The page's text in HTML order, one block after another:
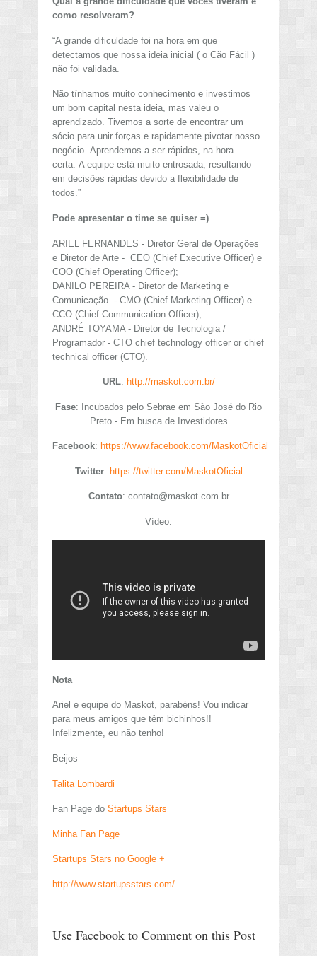
como resolveram?
“A grande dificuldade foi na hora em que
detectamos que nossa ideia inicial ( o Cão Fácil )
não foi validada.
Não tínhamos muito conhecimento e investimos
um bom capital nesta ideia, mas valeu o
aprendizado. Tivemos a sorte de encontrar um
sócio para unir forças e rapidamente pivotar nosso
negócio. Aprendemos a ser rápidos, na hora
certa. A equipe está muito entrosada, resultando
em decisões rápidas devido a flexibilidade de
todos.”
Pode apresentar o time se quiser =)
ARIEL FERNANDES - Diretor Geral de Operações
e Diretor de Arte - CEO (Chief Executive Officer) e
COO (Chief Operating Officer);
DANILO PEREIRA - Diretor de Marketing e
Comunicação. - CMO (Chief Marketing Officer) e
CCO (Chief Communication Officer);
ANDRÉ TOYAMA - Diretor de Tecnologia /
Programador - CTO chief technology officer or chief
technical officer (CTO).
URL: http://maskot.com.br/
Fase: Incubados pelo Sebrae em São José do Rio
Preto - Em busca de Investidores
Facebook: https://www.facebook.com/MaskotOficial
Twitter: https://twitter.com/MaskotOficial
Contato: contato@maskot.com.br
Vídeo:
Nota
Ariel e equipe do Maskot, parabéns! Vou indicar
para meus amigos que têm bichinhos!!
Infelizmente, eu não tenho!
Beijos
Talita Lombardi
Fan Page do Startups Stars
Minha Fan Page
Startups Stars no Google +
http://www.startupsstars.com/
Use Facebook to Comment on this Post